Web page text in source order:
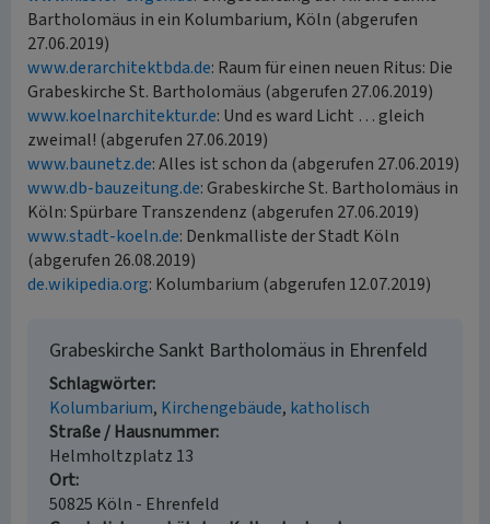
Bartholomäus in ein Kolumbarium, Köln (abgerufen
27.06.2019)
www.derarchitektbda.de: Raum für einen neuen Ritus: Die
Grabeskirche St. Bartholomäus (abgerufen 27.06.2019)
www.koelnarchitektur.de: Und es ward Licht … gleich
zweimal! (abgerufen 27.06.2019)
www.baunetz.de: Alles ist schon da (abgerufen 27.06.2019)
www.db-bauzeitung.de: Grabeskirche St. Bartholomäus in
Köln: Spürbare Transzendenz (abgerufen 27.06.2019)
www.stadt-koeln.de: Denkmalliste der Stadt Köln
(abgerufen 26.08.2019)
de.wikipedia.org: Kolumbarium (abgerufen 12.07.2019)
Grabeskirche Sankt Bartholomäus in Ehrenfeld
Schlagwörter
Kolumbarium Kirchengebäude katholisch
Straße / Hausnummer
Helmholtzplatz 13
Ort
50825 Köln - Ehrenfeld